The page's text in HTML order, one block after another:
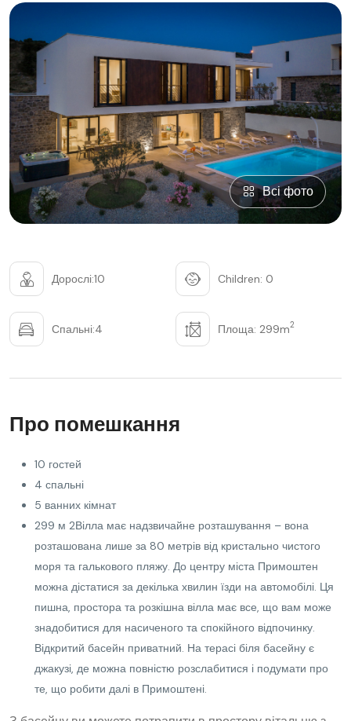
Всі фото
Дорослі:10 Children: 0
Спальні:4 Площа: 299m2
Про помешкання
10 гостей
4 спальні
5 ванних кімнат
299 м 2Вілла має надзвичайне розташування – вона
розташована лише за 80 метрів від кристально чистого
моря та галькового пляжу. До центру міста Примоштен
можна дістатися за декілька хвилин їзди на автомобілі. Ця
пишна, простора та розкішна вілла має все, що вам може
знадобитися для насиченого та спокійного відпочинку.
Відкритий басейн приватний. На терасі біля басейну є
джакузі, де можна повністю розслабитися і подумати про
те, що робити далі в Примоштені.